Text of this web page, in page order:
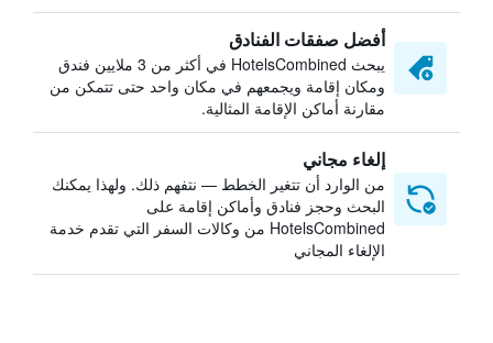
أفضل صفقات الفنادق
يبحث HotelsCombined في أكثر من 3 ملايين فندق
ومكان إقامة ويجمعهم في مكان واحد حتى تتمكن من
مقارنة أماكن الإقامة المثالية.
إلغاء مجاني
من الوارد أن تتغير الخطط — نتفهم ذلك. ولهذا يمكنك
البحث وحجز فنادق وأماكن إقامة على
HotelsCombined من وكالات السفر التي تقدم خدمة
الإلغاء المجاني